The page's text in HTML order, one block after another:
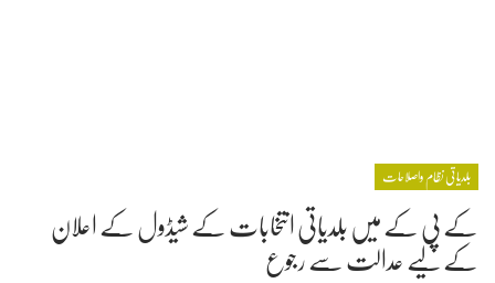
بلدیاتی نظام واصلاحات
کے پی کے میں بلدیاتی انتخابات کے شیڈول کے اعلان
کے لیے عدالت سے رجوع